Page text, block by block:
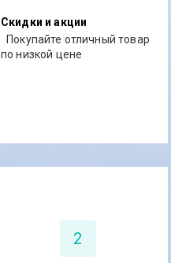
Скидки и акции
Покупайте отличный товар
по низкой цене
2